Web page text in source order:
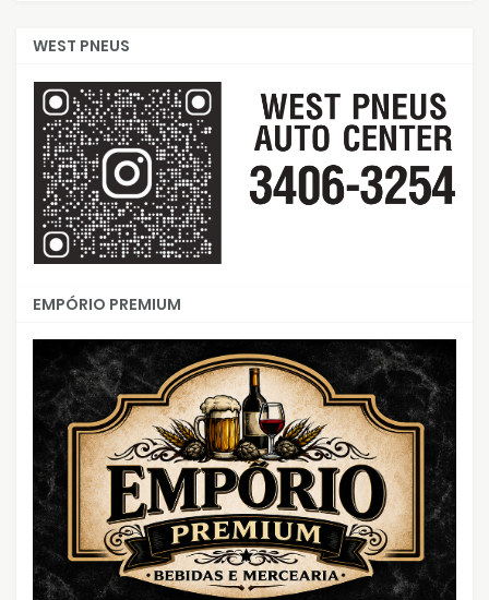
WEST PNEUS
EMPÓRIO PREMIUM